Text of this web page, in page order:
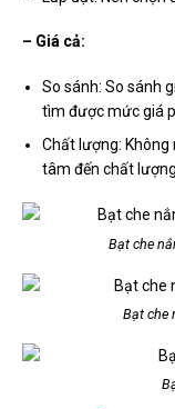
– Giá cả:
So sánh: So sánh
tìm được mức giá
Chất lượng:
tâm đến chất
Bạt che
Bạt che